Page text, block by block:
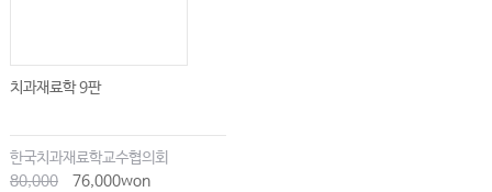
치과재료학 9판
한국치과재료학교수협의회
80,000
76,000won